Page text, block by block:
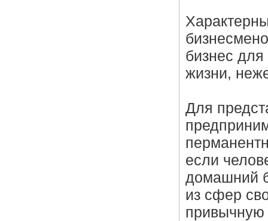
бизнес для
жизни,
Для
если
домашний
из сфер
привычную